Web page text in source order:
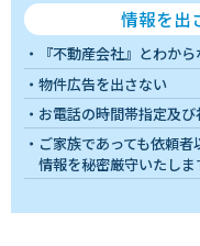
情報を出
『不動産会社』とわか
物件広告を出さない
お電話の時間帯指定及
ご家族であっても依頼者
情報を秘密厳守いたしま